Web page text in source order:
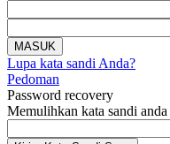
Lupa kata sandi Anda?
Pedoman
Password recovery
Memulihkan kata sandi anda